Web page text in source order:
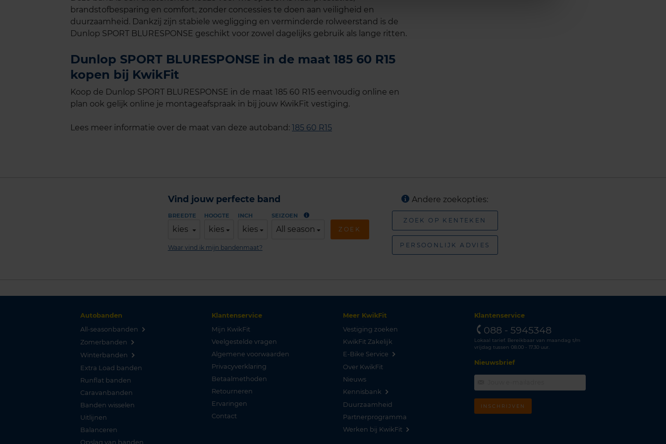
brandstofbesparing en comfort, zonder concessies te doen aan veiligheid en
duurzaamheid. Dankzij zijn stabiele wegligging en verminderde rolweerstand is de
Dunlop SPORT BLURESPONSE geschikt voor zowel dagelijks gebruik als lange ritten.
Dunlop SPORT BLURESPONSE in de maat 185 60 R15
kopen bij KwikFit
Koop de Dunlop SPORT BLURESPONSE in de maat 185 60 R15 eenvoudig online en
plan ook gelijk online je montageafspraak in bij jouw KwikFit vestiging.
Lees meer informatie over de maat van deze autoband: 185 60 R15
Vind jouw perfecte band
BREEDTE
kies
HOOGTE
kies
INCH
kies
SEIZOEN
All season ZOEK
Waar vind ik mijn bandenmaat?
Andere zoekopties:
ZOEK OP KENTEKEN
PERSOONLIJK ADVIES
Autobanden
All-seasonbanden
Zomerbanden
Winterbanden
Extra Load banden
Runflat banden
Caravanbanden
Banden wisselen
Uitlijnen
Balanceren
Opslag van banden
Klantenservice
Mijn KwikFit
Veelgestelde vragen
Algemene voorwaarden
Privacyverklaring
Betaalmethoden
Retourneren
Ervaringen
Contact
Meer KwikFit
Vestiging zoeken
KwikFit Zakelijk
E-Bike Service
Over KwikFit
Nieuws
Kennisbank
Duurzaamheid
Partnerprogramma
Werken bij KwikFit
Klantenservice
088 - 5945348
Lokaal tarief. Bereikbaar van maandag t/m
vrijdag tussen 08.00 - 17.30 uur.
Nieuwsbrief
INSCHRIJVEN